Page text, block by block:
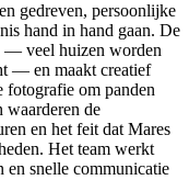
gedreven, persoonlijke
hand in hand gaan. De
— veel huizen worden
— en maakt creatief
fotografie om panden
waarderen de
en het feit dat Mares
Het team werkt
snelle communicatie